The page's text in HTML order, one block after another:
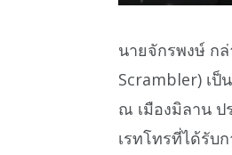
นายจักรพงษ์ ก
Scrambler) เป็
ณ เมืองมิลาน ป
เรทโทรที่ได้รับ